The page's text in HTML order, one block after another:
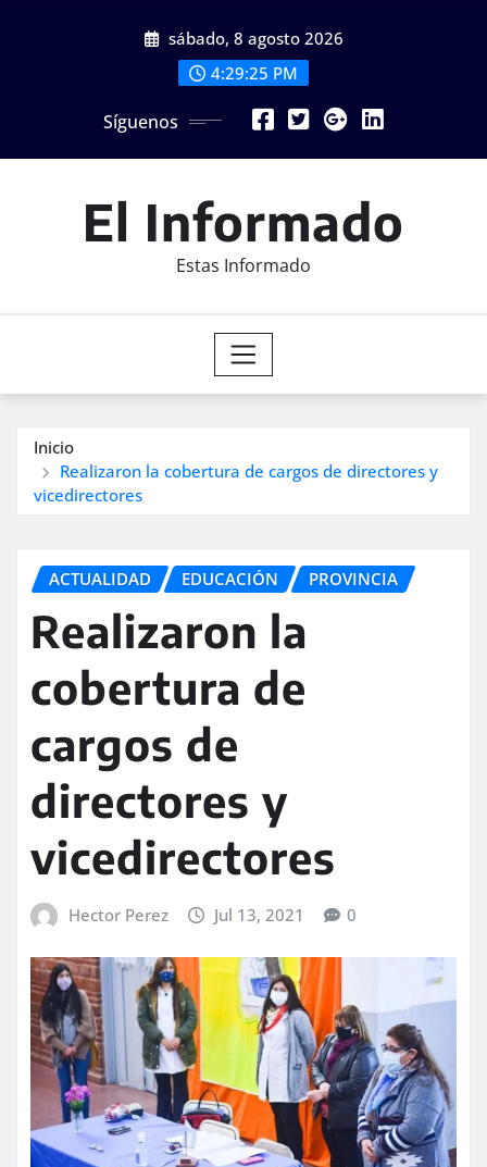
sábado, 8 agosto 2026
4:29:26 PM
Síguenos
El Informado
Estas Informado
Inicio
Realizaron la cobertura de cargos de directores y
vicedirectores
ACTUALIDAD EDUCACIÓN PROVINCIA
Realizaron la
cobertura de
cargos de
directores y
vicedirectores
Hector Perez Jul 13, 2021 0